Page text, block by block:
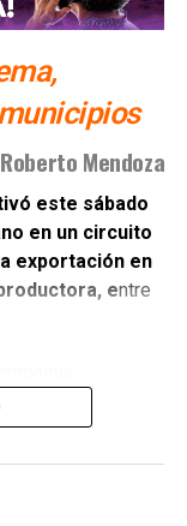
Mendoza
este sábado
en un circuito
exportación en
entre
autoridades